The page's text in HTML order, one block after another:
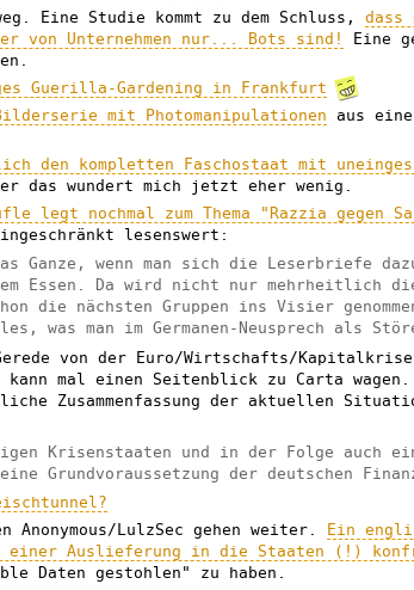
Eine Studie kommt zu dem Schluss,dass
von Unternehmen nur... Bots sind!
Eine
Guerilla-Gardening in Frankfurt
mit Photomanipulationen aus
den kompletten Faschostaat mit
das wundert mich jetzt eher wenig.
legt nochmal zum Thema "Razzia gegen
lesenswert:
Ganze, wenn man sich die Leserbriefe
Essen. Da wird nicht nur mehrheitlich
die nächsten Gruppen ins Visier
was man im Germanen-Neusprech als
von der Euro/Wirtschafts/Kapitalkrise
mal einen Seitenblick zu Carta wagen.
Zusammenfassung der aktuellen
Krisenstaaten und in der Folge auch
Grundvoraussetzung der deutschen
Anonymous/LulzSec gehen weiter.
Ein
einer Auslieferung in die Staaten (!)
Daten gestohlen" zu haben.